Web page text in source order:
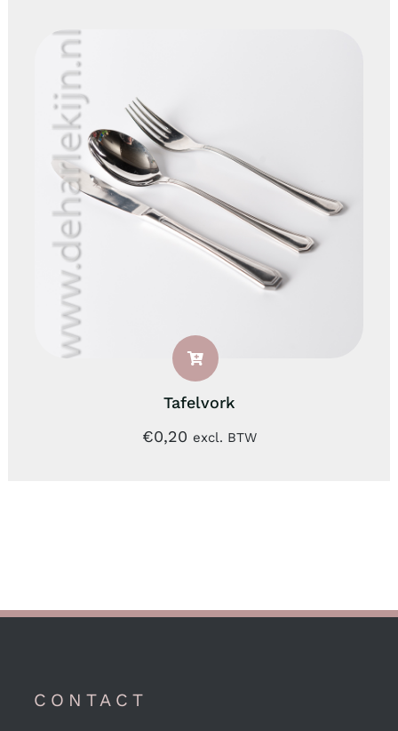
Tafelvork
€0,20 excl. BTW
CONTACT